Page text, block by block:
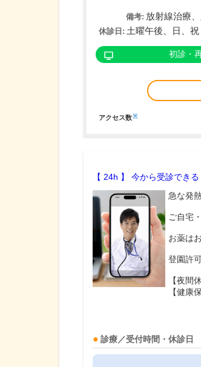
備考: 放射線治療
休診日: 土曜午後、日、祝
初診・
アクセス数※
【 24h 】 今から受診できる
急な発
ご自宅
お薬は
登園許
【夜間
【健康
診療／受付時間・休診日